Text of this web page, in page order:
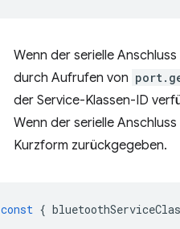
Wenn der serielle
durch Aufrufen von
der Service-Klassen-ID
Wenn der serielle
Kurzform zurückgegeben.
const {